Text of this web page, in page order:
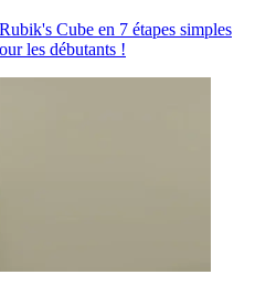
Cube en 7 étapes simples
les débutants !